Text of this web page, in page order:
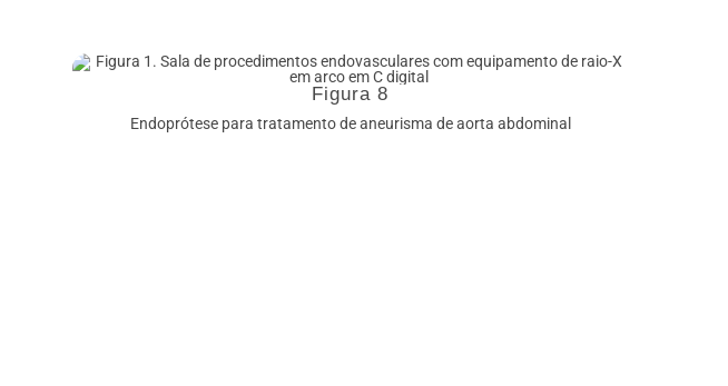
Figura 8
Endoprótese para tratamento de aneurisma de aorta abdominal